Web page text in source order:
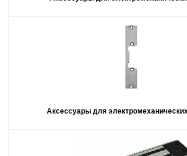
Аксессуары для